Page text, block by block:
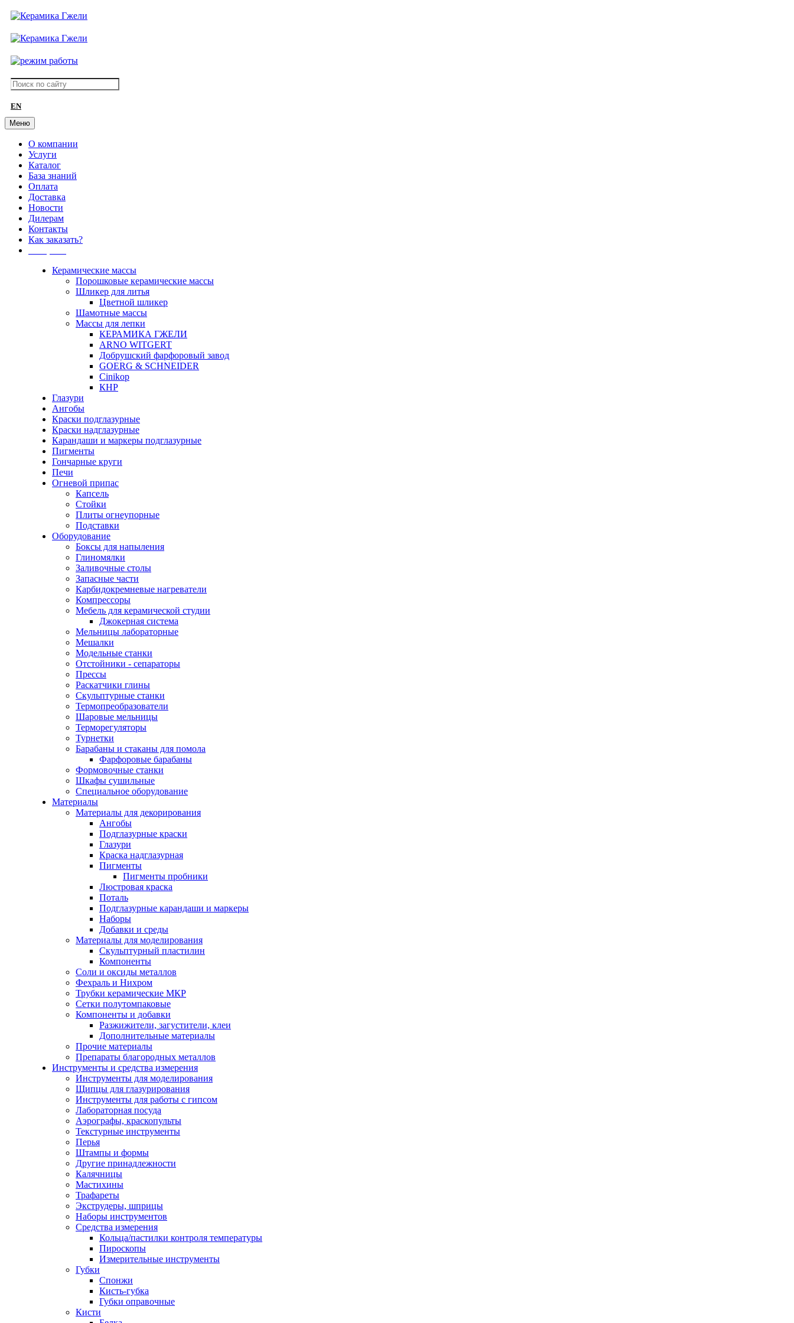
EN
Меню
О компании
Услуги
Каталог
База знаний
Оплата
Доставка
Новости
Дилерам
Контакты
Как заказать?
Керамические массы
Порошковые керамические массы
Шликер для литья
Цветной шликер
Шамотные массы
Массы для лепки
КЕРАМИКА ГЖЕЛИ
ARNO WITGERT
Добрушский фарфоровый завод
GOERG & SCHNEIDER
Cinikop
КНР
Глазури
Ангобы
Краски подглазурные
Краски надглазурные
Карандаши и маркеры подглазурные
Пигменты
Гончарные круги
Печи
Огневой припас
Капсель
Стойки
Плиты огнеупорные
Подставки
Оборудование
Боксы для напыления
Глиномялки
Заливочные столы
Запасные части
Карбидокремневые нагреватели
Компрессоры
Мебель для керамической студии
Джокерная система
Мельницы лабораторные
Мешалки
Модельные станки
Отстойники - сепараторы
Прессы
Раскатчики глины
Скульптурные станки
Термопреобразователи
Шаровые мельницы
Терморегуляторы
Турнетки
Барабаны и стаканы для помола
Фарфоровые барабаны
Формовочные станки
Шкафы сушильные
Специальное оборудование
Материалы
Материалы для декорирования
Ангобы
Подглазурные краски
Глазури
Краска надглазурная
Пигменты
Пигменты пробники
Люстровая краска
Поталь
Подглазурные карандаши и маркеры
Наборы
Добавки и среды
Материалы для моделирования
Скульптурный пластилин
Компоненты
Соли и оксиды металлов
Фехраль и Нихром
Трубки керамические МКР
Сетки полутомпаковые
Компоненты и добавки
Разжижители, загустители, клеи
Дополнительные материалы
Прочие материалы
Препараты благородных металлов
Инструменты и средства измерения
Инструменты для моделирования
Щипцы для глазурирования
Инструменты для работы с гипсом
Лабораторная посуда
Аэрографы, краскопульты
Текстурные инструменты
Перья
Штампы и формы
Другие принадлежности
Калячницы
Мастихины
Трафареты
Экструдеры, шприцы
Наборы инструментов
Средства измерения
Кольца/пастилки контроля температуры
Пироскопы
Измерительные инструменты
Губки
Спонжи
Кисть-губка
Губки оправочные
Кисти